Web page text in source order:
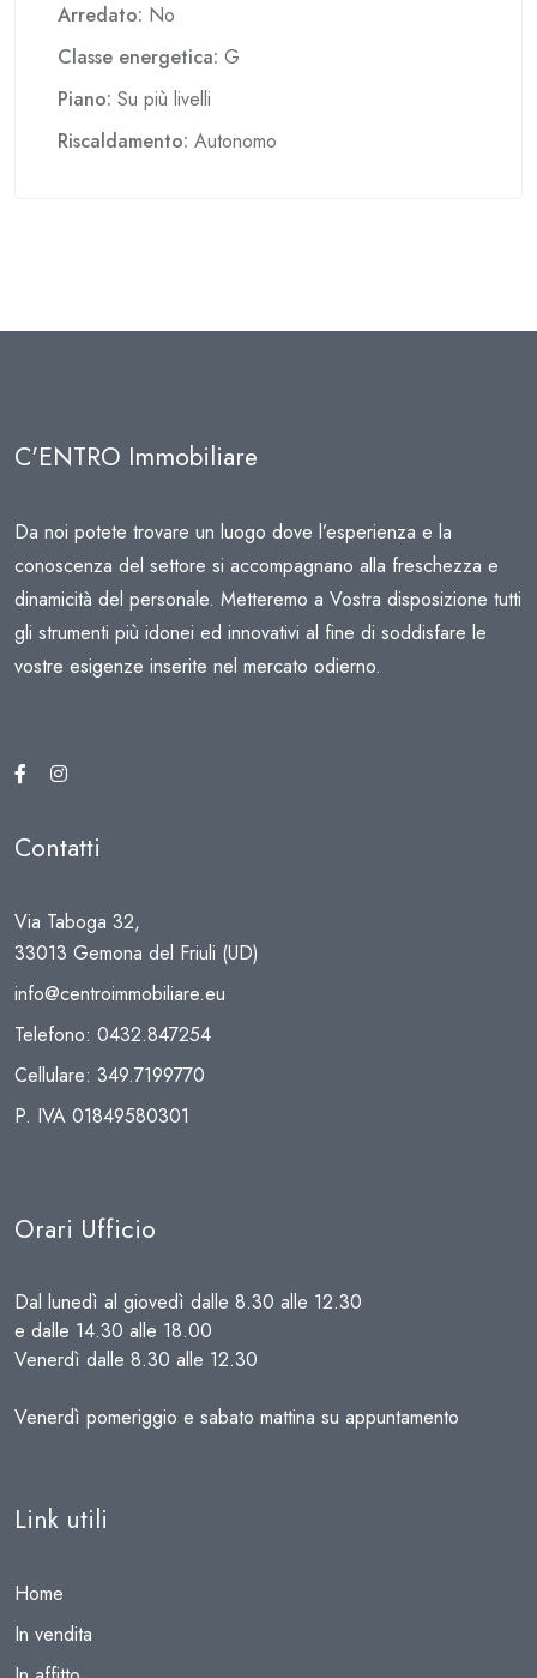
Arredato: No
Classe energetica: G
Piano: Su più livelli
Riscaldamento: Autonomo
C'ENTRO Immobiliare
Da noi potete trovare un luogo dove l’esperienza e la
conoscenza del settore si accompagnano alla freschezza e
dinamicità del personale. Metteremo a Vostra disposizione tutti
gli strumenti più idonei ed innovativi al fine di soddisfare le
vostre esigenze inserite nel mercato odierno.
Contatti
Via Taboga 32,
33013 Gemona del Friuli (UD)
info@centroimmobiliare.eu
Telefono: 0432.847254
Cellulare: 349.7199770
P. IVA 01849580301
Orari Ufficio
Dal lunedì al giovedì dalle 8.30 alle 12.30
e dalle 14.30 alle 18.00
Venerdì dalle 8.30 alle 12.30
Venerdì pomeriggio e sabato mattina su appuntamento
Link utili
Home
In vendita